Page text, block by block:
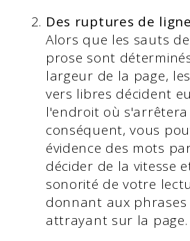
Des ruptures de
Alors que les sauts
prose sont
largeur de la page,
vers libres décident
l'endroit où s'arrêtera
conséquent, vous
évidence des mots
décider de la vitesse
sonorité de votre
donnant aux
attrayant sur la page.